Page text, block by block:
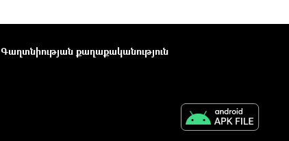
Գաղտնիության քաղաքականություն